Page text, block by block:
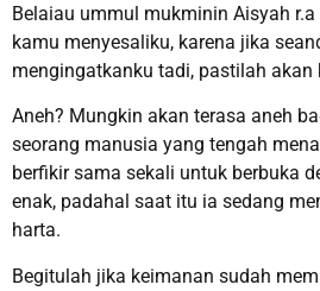
Belaiau ummul mukminin Aisyah
kamu menyesaliku, karena jika
mengingatkanku tadi, pastilah akan
Aneh? Mungkin akan terasa aneh
seorang manusia yang tengah
berfikir sama sekali untuk berbuka
enak, padahal saat itu ia sedang
harta.
Begitulah jika keimanan sudah